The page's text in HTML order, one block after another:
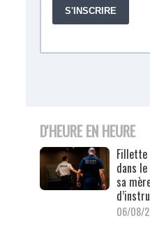
D'HEURE EN HEURE
Fillette
dans
sa
06/08/